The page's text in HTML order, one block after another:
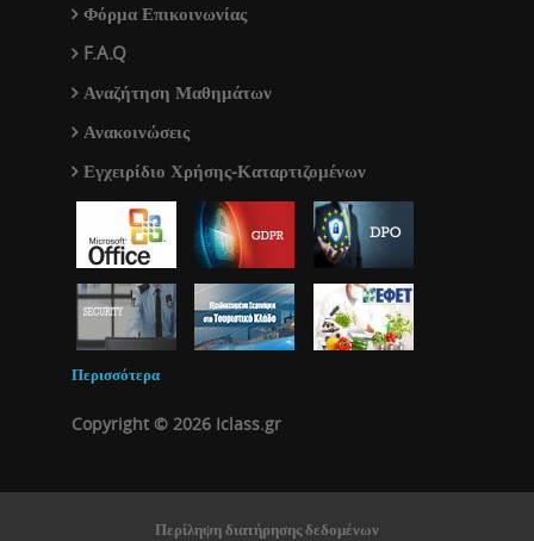
Φόρμα Επικοινωνίας
F.A.Q
Αναζήτηση Μαθημάτων
Ανακοινώσεις
Εγχειρίδιο Χρήσης-Καταρτιζομένων
Περισσότερα
Copyright © 2026 Iclass.gr
Περίληψη διατήρησης δεδομένων